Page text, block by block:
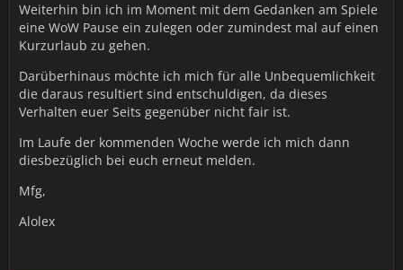
Weiterhin bin ich im Moment mit dem Gedanken am Spiele
eine WoW Pause ein zulegen oder zumindest mal auf einen
Kurzurlaub zu gehen.
Darüberhinaus möchte ich mich für alle Unbequemlichkeit
die daraus resultiert sind entschuldigen, da dieses
Verhalten euer Seits gegenüber nicht fair ist.
Im Laufe der kommenden Woche werde ich mich dann
diesbezüglich bei euch erneut melden.
Mfg,
Alolex